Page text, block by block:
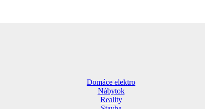
Domáce elektro
Nábytok
Reality